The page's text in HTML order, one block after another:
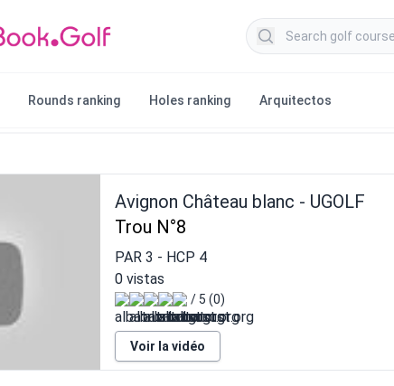
Search golf courses
Rounds ranking Holes ranking Arquitectos
Avignon Château blanc - UGOLF
Trou N°8
PAR 3 - HCP 4
0 vistas
/ 5 (0)
Voir la vidéo